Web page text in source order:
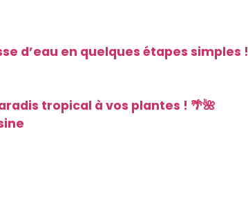
d’eau en quelques étapes simples !
tropical à vos plantes ! 🌴🌺